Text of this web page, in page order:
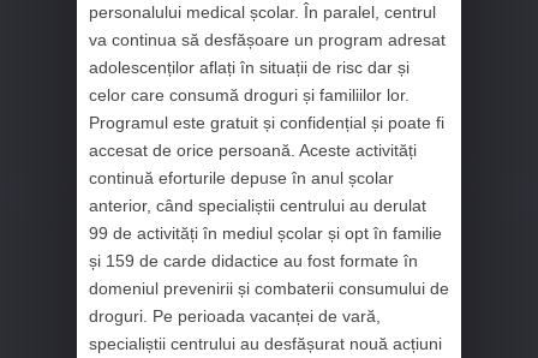
personalului medical școlar. În paralel, centrul
va continua să desfășoare un program adresat
adolescenților aflați în situații de risc dar și
celor care consumă droguri și familiilor lor.
Programul este gratuit și confidențial și poate fi
accesat de orice persoană. Aceste activități
continuă eforturile depuse în anul școlar
anterior, când specialiștii centrului au derulat
99 de activități în mediul școlar și opt în familie
și 159 de carde didactice au fost formate în
domeniul prevenirii și combaterii consumului de
droguri. Pe perioada vacanței de vară,
specialiștii centrului au desfășurat nouă acțiuni